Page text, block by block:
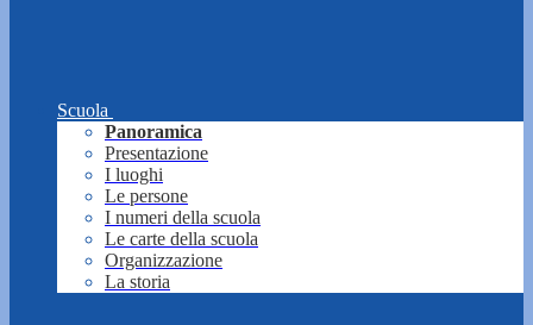
Scuola
Panoramica
Presentazione
I luoghi
Le persone
I numeri della scuola
Le carte della scuola
Organizzazione
La storia